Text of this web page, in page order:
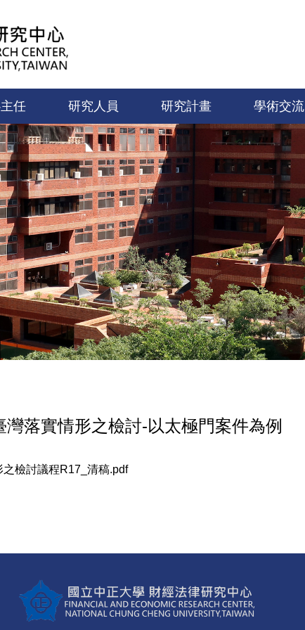
任 研究人員 研究計畫 學術交流
落實情形之檢討-以太極門案件為例
檢討議程R17_清稿.pdf